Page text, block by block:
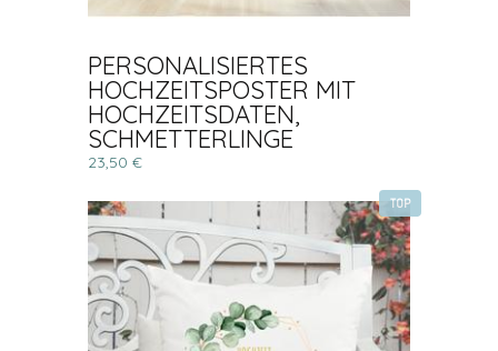
PERSONALISIERTES
HOCHZEITSPOSTER MIT
HOCHZEITSDATEN,
SCHMETTERLINGE
23,50 €
TOP